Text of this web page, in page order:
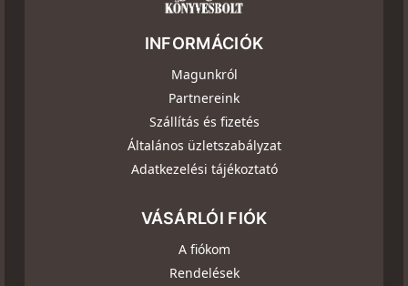
INFORMÁCIÓK
Magunkról
Partnereink
Szállítás és fizetés
Általános üzletszabályzat
Adatkezelési tájékoztató
VÁSÁRLÓI FIÓK
A fiókom
Rendelések